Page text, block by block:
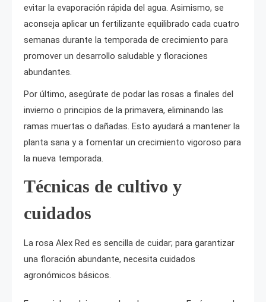
evitar la evaporación rápida del agua. Asimismo, se
aconseja aplicar un fertilizante equilibrado cada cuatro
semanas durante la temporada de crecimiento para
promover un desarrollo saludable y floraciones
abundantes.
Por último, asegúrate de podar las rosas a finales del
invierno o principios de la primavera, eliminando las
ramas muertas o dañadas. Esto ayudará a mantener la
planta sana y a fomentar un crecimiento vigoroso para
la nueva temporada.
Técnicas de cultivo y
cuidados
La rosa Alex Red es sencilla de cuidar; para garantizar
una floración abundante, necesita cuidados
agronómicos básicos.